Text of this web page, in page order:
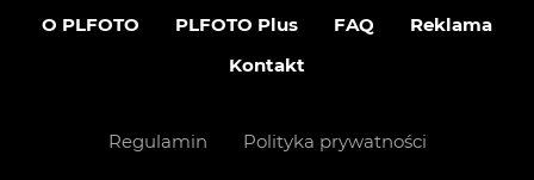
O PLFOTO PLFOTO Plus FAQ
Reklama
Kontakt
Regulamin Polityka prywatności